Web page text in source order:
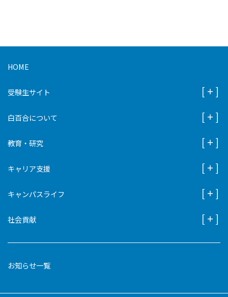
HOME
受験生サイト
白百合について
教育・研究
キャリア支援
キャンパスライフ
社会貢献
お知らせ一覧